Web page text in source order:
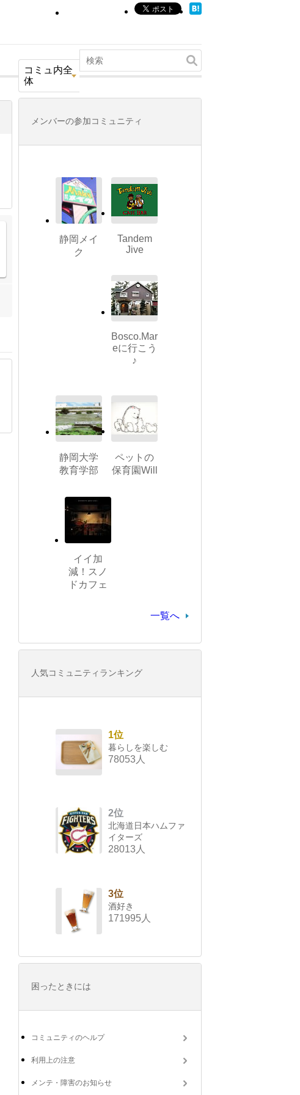
コミュ内全
体
メンバーの参加コミュニティ
静岡メイ
ク
Tandem
Jive
Bosco.Mar
eに行こう
♪
静岡大学
教育学部
ペットの
保育園Will
イイ加
減！スノ
ドカフェ
一覧へ
人気コミュニティランキング
1位
暮らしを楽しむ
78053人
2位
北海道日本ハムファ
イターズ
28013人
3位
酒好き
171995人
困ったときには
コミュニティのヘルプ
利用上の注意
メンテ・障害のお知らせ